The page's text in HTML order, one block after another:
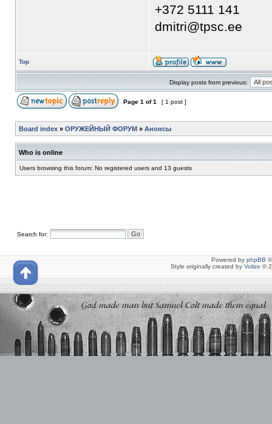
+372 5111 141
dmitri@tpsc.ee
Top
Display posts from previous:
Page 1 of1 [ 1 post ]
Board index » ОРУЖЕЙНЫЙ ФОРУМ » Анонсы
Who is online
Users browsing this forum: No registered users and 13 guests
Search for:
Powered by phpBB
Style originally created by Volize ©